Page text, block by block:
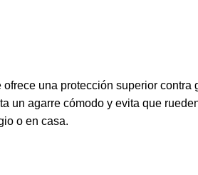
ofrece una protección superior
un agarre cómodo y evita que
o en casa.